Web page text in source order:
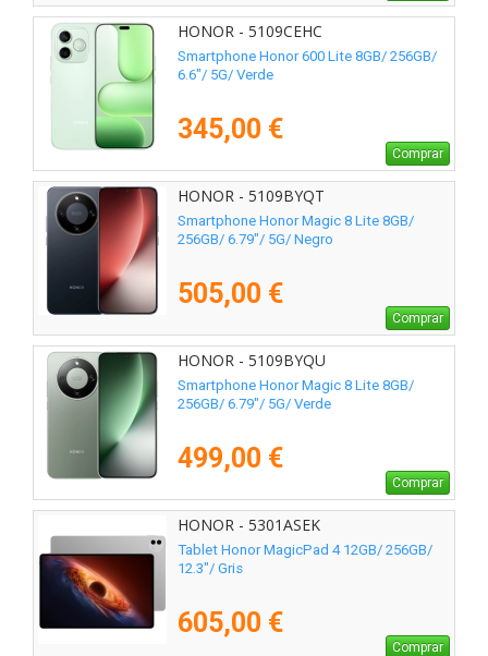
HONOR - 5109CEHC
Smartphone Honor 600 Lite 8GB/ 256GB/
6.6"/ 5G/ Verde
345,00 €
Comprar
HONOR - 5109BYQT
Smartphone Honor Magic 8 Lite 8GB/
256GB/ 6.79"/ 5G/ Negro
505,00 €
Comprar
HONOR - 5109BYQU
Smartphone Honor Magic 8 Lite 8GB/
256GB/ 6.79"/ 5G/ Verde
499,00 €
Comprar
HONOR - 5301ASEK
Tablet Honor MagicPad 4 12GB/ 256GB/
12.3"/ Gris
605,00 €
Comprar